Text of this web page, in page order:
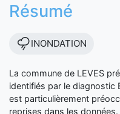
Résumé
INONDATION
La commune de LEVES
identifiés par le diagnostic
est particulièrement
reprises dans les